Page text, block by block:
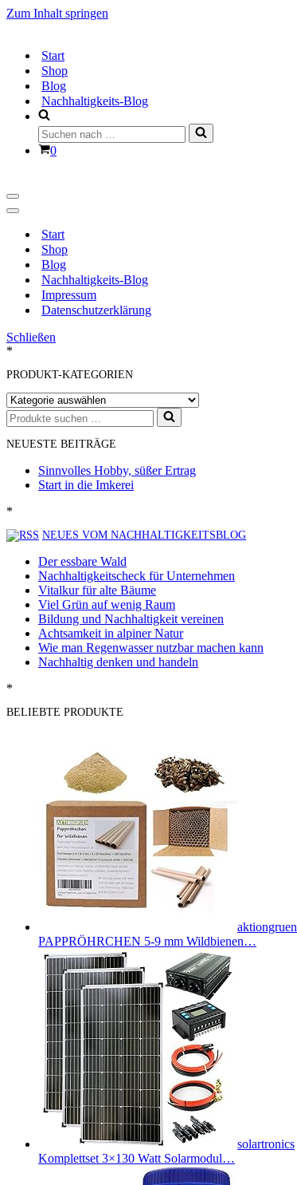
Zum Inhalt springen
Start
Shop
Blog
Nachhaltigkeits-Blog
Suchen
nach …
Warenkorb
0
Navigationsmenü
Navigationsmenü
Start
Shop
Blog
Nachhaltigkeits-Blog
Impressum
Datenschutzerklärung
Schließen
*
PRODUKT-KATEGORIEN
Suchen
nach …
NEUESTE BEITRÄGE
Sinnvolles Hobby, süßer Ertrag
Start in die Imkerei
*
NEUES VOM NACHHALTIGKEITSBLOG
Der essbare Wald
Nachhaltigkeitscheck für Unternehmen
Vitalkur für alte Bäume
Viel Grün auf wenig Raum
Bildung und Nachhaltigkeit vereinen
Achtsamkeit in alpiner Natur
Wie man Regenwasser nutzbar machen kann
Nachhaltig denken und handeln
*
BELIEBTE PRODUKTE
aktiongruen
PAPPRÖHRCHEN 5-9 mm Wildbienen…
solartronics
Komplettset 3×130 Watt Solarmodul…